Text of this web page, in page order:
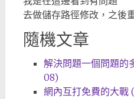
去做儲存路徑修改，之後
隨機文章
解決問題一個問題的
08)
網內互打免費的大